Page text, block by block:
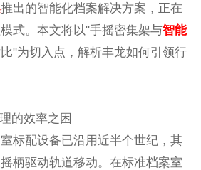
推出的智能化档案解决方案，正在
式。本文将以"手摇密集架与智能
"为切入点，解析丰龙如何引领行
的效率之困
标配设备已沿用近半个世纪，其
柄驱动轨道移动。在标准档案室